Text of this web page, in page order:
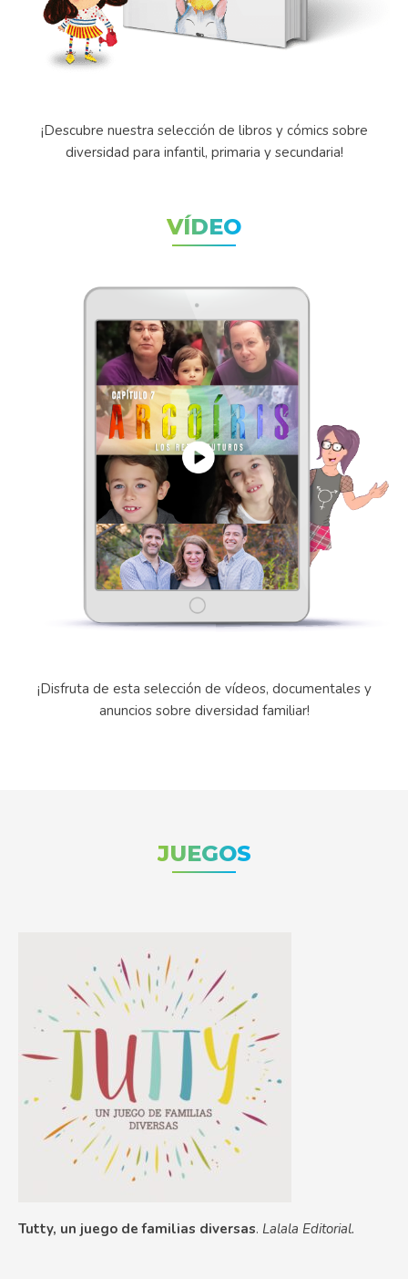
¡Descubre nuestra selección de libros y cómics sobre
diversidad para infantil, primaria y secundaria!
VÍDEO
¡Disfruta de esta selección de vídeos, documentales y
anuncios sobre diversidad familiar!
JUEGOS
Tutty, un juego de familias diversas. Lalala Editorial.